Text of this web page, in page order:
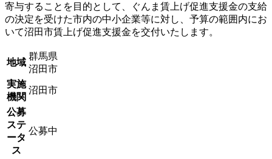
寄与することを目的として、ぐんま賃上げ促進支援金の支給
の決定を受けた市内の中小企業等に対し、予算の範囲内にお
いて沼田市賃上げ促進支援金を交付いたします。
地域
群馬県
沼田市
実施
機関
沼田市
公募
ステ
ータ
ス
公募中